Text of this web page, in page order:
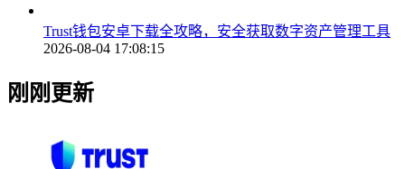
Trust钱包安卓下载全攻略，安全获取数字资产管理工具
2026-08-04 17:08:15
刚刚更新